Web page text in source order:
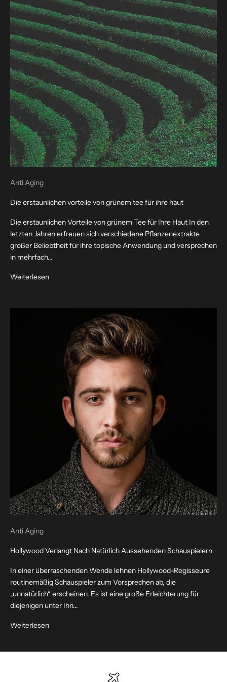
Anti Aging
Die erstaunlichen vorteile von grünem tee für ihre haut
Die erstaunlichen Vorteile von grünem Tee für Ihre Haut In den
letzten Jahren erfreuen sich verschiedene Pflanzenextrakte
großer Beliebtheit für ihre topische Anwendung und versprechen
in mehrfach...
Weiterlesen
Anti Aging
Hollywood Verlangt Nach Natürlich Aussehenden Schauspielern
In einer überraschenden Wende lehnen Hollywood-Regisseure
routinemäßig Schauspieler zum Vorsprechen ab, die
„unnatürlich“ erscheinen. Es ist eine große Erleichterung für
diejenigen unter Ihn...
Weiterlesen